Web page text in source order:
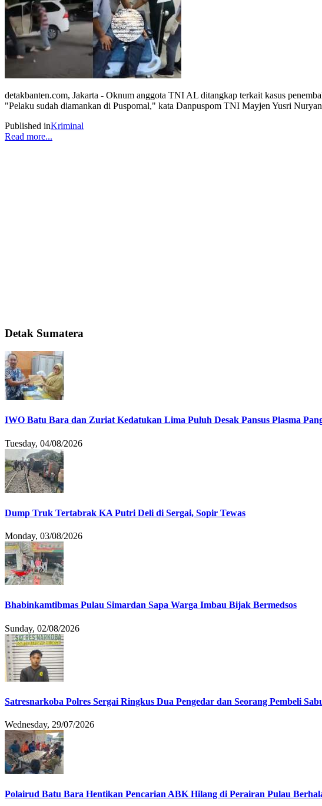
detakbanten.com, Jakarta - Oknum anggota TNI AL ditangkap terkait kasus
"Pelaku sudah diamankan di Puspomal," kata Danpuspom TNI Mayjen Yusri
Published inKriminal
Read more...
Detak Sumatera
IWO Batu Bara dan Zuriat Kedatukan Lima Puluh Desak Pansus Plasma
Tuesday, 04/08/2026
Dump Truk Tertabrak KA Putri Deli di Sergai, Sopir Tewas
Monday, 03/08/2026
Bhabinkamtibmas Pulau Simardan Sapa Warga Imbau Bijak Bermedsos
Sunday, 02/08/2026
Satresnarkoba Polres Sergai Ringkus Dua Pengedar dan Seorang Pembeli
Wednesday, 29/07/2026
Polairud Batu Bara Hentikan Pencarian ABK Hilang di Perairan Pulau